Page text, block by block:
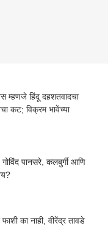
म्हणजे हिंदू दहशतवादचा
कट; विक्रम भावेंच्या
पानसरे, कलबुर्गी आणि
फाशी का नाही, वीरेंद्र तावडे